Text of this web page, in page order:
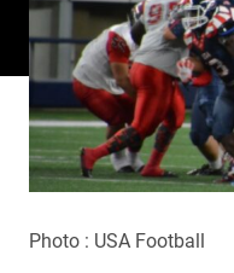
Photo : USA Football